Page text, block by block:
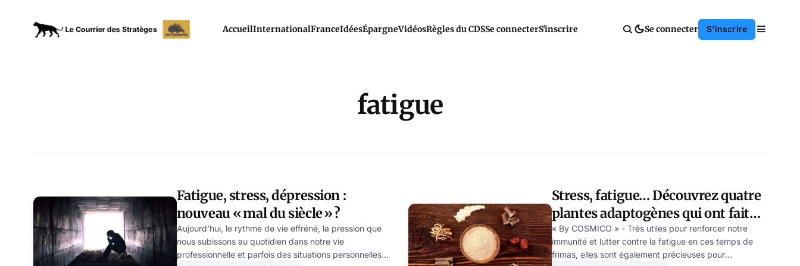
AccueilInternationalFranceIdéesÉpargneVidéosRègles du CDSSe connecterS'inscrire Se connecter S'inscrire
fatigue
Fatigue, stress, dépression :
nouveau « mal du siècle » ?
Aujourd’hui, le rythme de vie effréné, la pression que
nous subissons au quotidien dans notre vie
professionnelle et parfois des situations personnelles
Stress, fatigue… Découvrez quatre
plantes adaptogènes qui ont fait
leurs preuves.
« By COSMICO » - Très utiles pour renforcer notre
immunité et lutter contre la fatigue en ces temps de
frimas, elles sont également précieuses pour